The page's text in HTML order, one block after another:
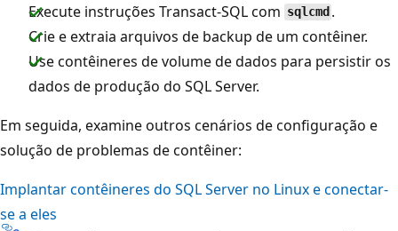
Execute instruções Transact-SQL com sqlcmd .
Crie e extraia arquivos de backup de um contêiner.
Use contêineres de volume de dados para persistir os
dados de produção do SQL Server.
Em seguida, examine outros cenários de configuração e
solução de problemas de contêiner:
Implantar contêineres do SQL Server no Linux e conectar-
se a eles